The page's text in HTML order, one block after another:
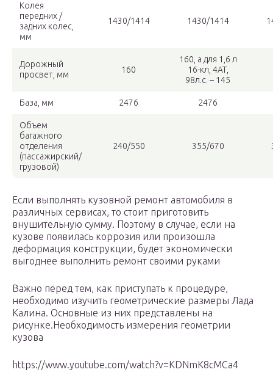
Колея
передних /
задних колес,
мм
1430/1414 1430/1414
Дорожный
просвет, мм
160
160, а для 1,6 л
16-кл, 4АТ,
98л.с. – 145
База, мм 2476 2476
Объем
багажного
отделения
(пассажирский/
грузовой)
240/550 355/670
Если выполнять кузовной ремонт автомобиля в
различных сервисах, то стоит приготовить
внушительную сумму. Поэтому в случае, если на
кузове появилась коррозия или произошла
деформация конструкции, будет экономически
выгоднее выполнить ремонт своими руками
Важно перед тем, как приступать к процедуре,
необходимо изучить геометрические размеры Лада
Калина. Основные из них представлены на
рисунке.Необходимость измерения геометрии
кузова
https://www.youtube.com/watch?v=KDNmK8cMCa4